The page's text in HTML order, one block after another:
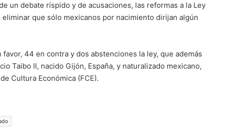
un debate ríspido y de acusaciones, las reformas a la Ley
que sólo mexicanos por nacimiento dirijan algún
44 en contra y dos abstenciones la ley, que además
Taibo II, nacido Gijón, España, y naturalizado mexicano,
Cultura Económica (FCE).